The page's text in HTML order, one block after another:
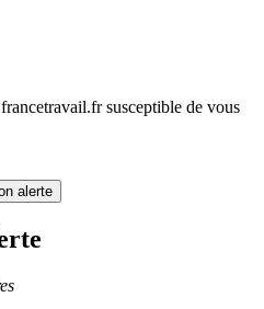
susceptible de vous
alerte